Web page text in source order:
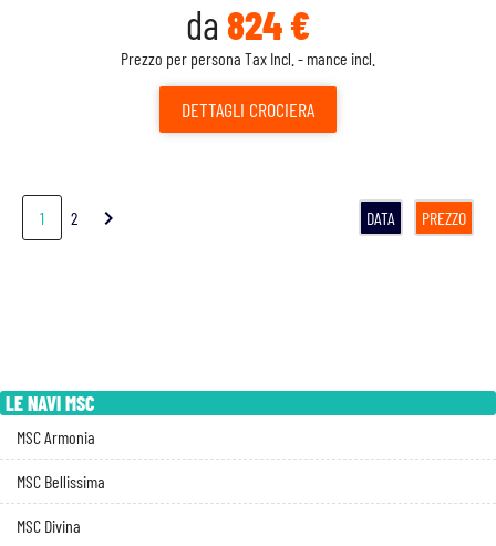
da 824 €
Prezzo per persona Tax Incl. - mance incl.
DETTAGLI CROCIERA
1 2 chevron_right DATA PREZZO
LE NAVI MSC
MSC Armonia
MSC Bellissima
MSC Divina